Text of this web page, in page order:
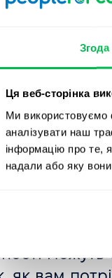
Згода
Ця веб-сторінка
Ми використовуємо
аналізувати наш
інформацію про те,
надали або яку
нову
все,
політики
і навіть
можуть